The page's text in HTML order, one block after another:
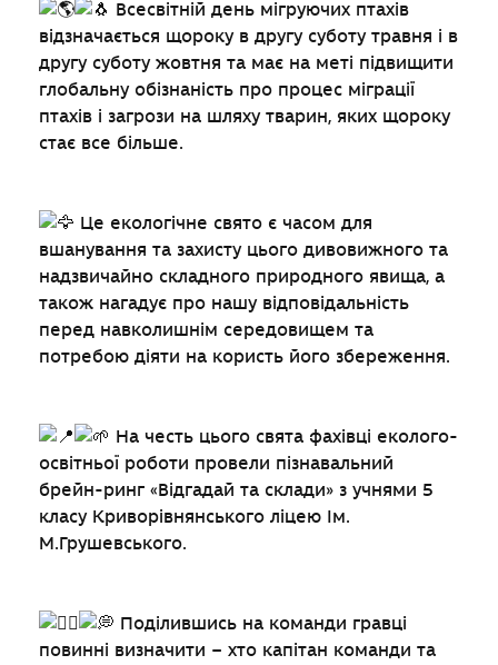
Всесвітній день мігруючих птахів
відзначається щороку в другу суботу травня і в
другу суботу жовтня та має на меті підвищити
глобальну обізнаність про процес міграції
птахів і загрози на шляху тварин, яких щороку
стає все більше.
Це екологічне свято є часом для
вшанування та захисту цього дивовижного та
надзвичайно складного природного явища, а
також нагадує про нашу відповідальність
перед навколишнім середовищем та
потребою діяти на користь його збереження.
На честь цього свята фахівці еколого-
освітньої роботи провели пізнавальний
брейн-ринг «Відгадай та склади» з учнями 5
класу Криворівнянського ліцею Ім.
М.Грушевського.
Поділившись на команди гравці
повинні визначити – хто капітан команди та